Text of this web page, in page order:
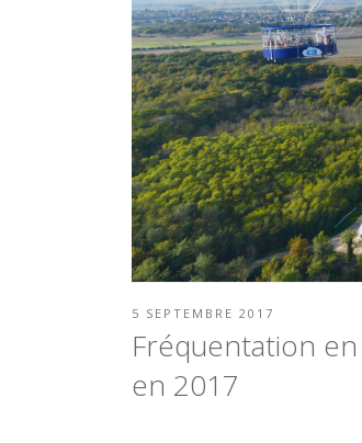
PUBLIÉ
5 SEPTEMBRE 2017
Fréquentation
en 2017